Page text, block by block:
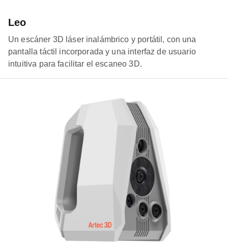
Leo
Un escáner 3D láser inalámbrico y portátil, con una
pantalla táctil incorporada y una interfaz de usuario
intuitiva para facilitar el escaneo 3D.